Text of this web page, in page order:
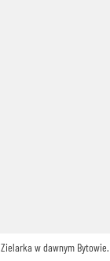
Zielarka w dawnym